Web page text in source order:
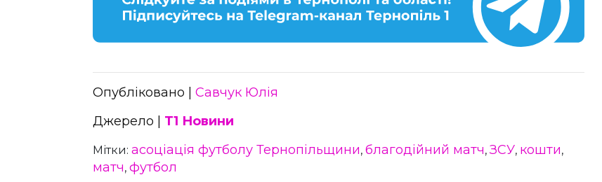
Опубліковано | Савчук Юлія
Джерело | Т1 Новини
Мітки: асоціація футболу Тернопільщини, благодійний матч, ЗСУ, кошти,
матч, футбол